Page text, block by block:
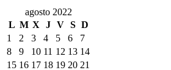
agosto 2022
L M X J V S D
1
2 3 4 5 6
7
8
9 10 11 12 13 14
15 16 17 18 19 20 21